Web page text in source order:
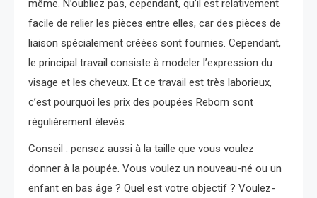
même. N’oubliez pas, cependant, qu’il est relativement
facile de relier les pièces entre elles, car des pièces de
liaison spécialement créées sont fournies. Cependant,
le principal travail consiste à modeler l’expression du
visage et les cheveux. Et ce travail est très laborieux,
c’est pourquoi les prix des poupées Reborn sont
régulièrement élevés.
Conseil : pensez aussi à la taille que vous voulez
donner à la poupée. Vous voulez un nouveau-né ou un
enfant en bas âge ? Quel est votre objectif ? Voulez-